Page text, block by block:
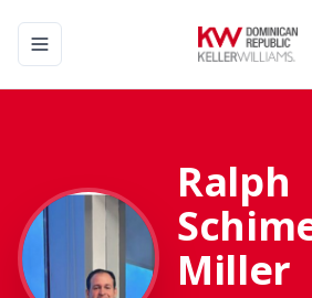
Toggle navigation menu
Ralph
Miller